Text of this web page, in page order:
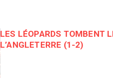
LES LÉOPARDS TOMBENT
L’ANGLETERRE (1-2)